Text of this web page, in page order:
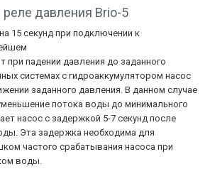
давления Brio-5
15 секунд при подключении к
при падении давления до заданного
системах с гидроаккумулятором насос
заданного давления. В данном случае
потока воды до минимального
насос с задержкой 5-7 секунд после
Эта задержка необходима для
частого срабатывания насоса при
воды.